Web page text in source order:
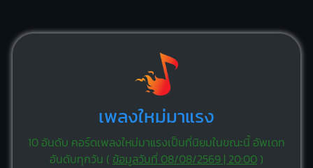
เพลงใหม่มาแรง
10 อันดับ คอร์ดเพลงใหม่มาแรงเป็นที่นิยมในขณะนี้ อัพเดท
อันดับทุกวัน ( ข้อมูลวันที่ 08/08/2569 | 20:00)